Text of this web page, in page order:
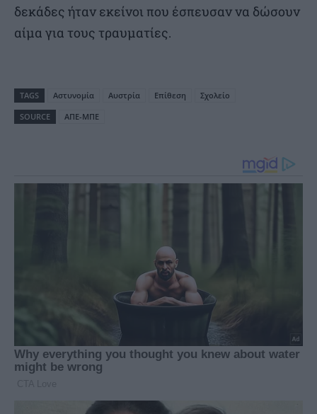
δεκάδες ήταν εκείνοι που έσπευσαν να δώσουν
αίμα για τους τραυματίες.
TAGS Αστυνομία Αυστρία Επίθεση
Σχολείο
SOURCE
ΑΠΕ-ΜΠΕ